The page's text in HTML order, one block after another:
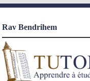
Rav Bendrihem